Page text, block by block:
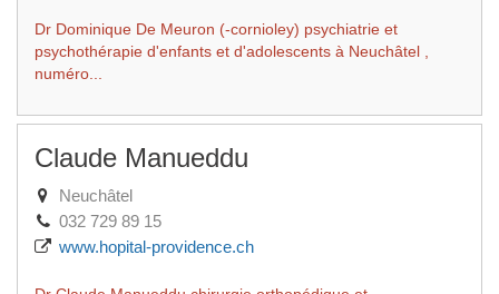
Dr Dominique De Meuron (-cornioley) psychiatrie et
psychothérapie d'enfants et d'adolescents à Neuchâtel ,
numéro...
Claude Manueddu
Neuchâtel
032 729 89 15
www.hopital-providence.ch